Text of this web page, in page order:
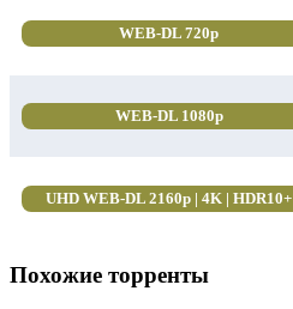
WEB-DL 720p
WEB-DL 1080p
UHD WEB-DL 2160p | 4K | HDR10+
Похожие торренты